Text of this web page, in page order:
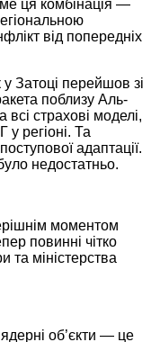
ця комбінація —
від попередніх
Затоці перейшов зі
поблизу Аль-
страхові моделі,
регіоні. Та
адаптації.
недостатньо.
моментом
повинні чітко
та міністерства
об’єкти — це